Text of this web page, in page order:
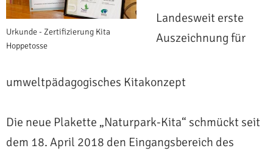
Urkunde - Zertifizierung Kita
Hoppetosse
Landesweit erste
Auszeichnung für
umweltpädagogisches Kitakonzept
Die neue Plakette „Naturpark-Kita“ schmückt seit
dem 18. April 2018 den Eingangsbereich des